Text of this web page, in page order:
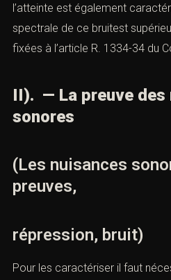
l’atteinte est également
spectrale de ce bruitest
fixées à l’article R. 1334-34 du
II). — La preuve des
sonores
(Les nuisances
preuves,
répression, bruit)
Pour les caractériser il faut